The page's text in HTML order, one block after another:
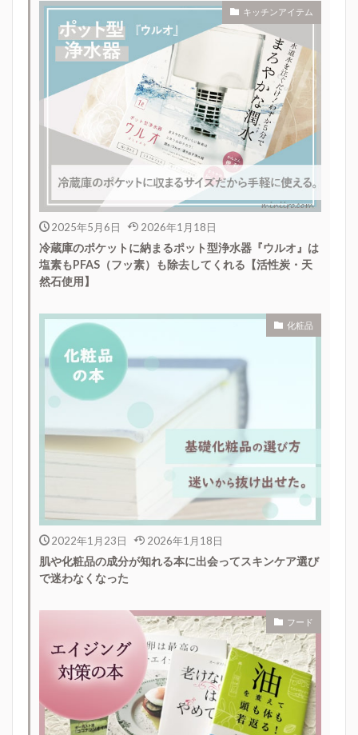
キッチンアイテム
2025年5月6日 2026年1月18日
冷蔵庫のポケットに納まるポット型浄水器『ウルオ』は
塩素もPFAS（フッ素）も除去してくれる【活性炭・天
然石使用】
化粧品
2022年1月23日 2026年1月18日
肌や化粧品の成分が知れる本に出会ってスキンケア選び
で迷わなくなった
フード